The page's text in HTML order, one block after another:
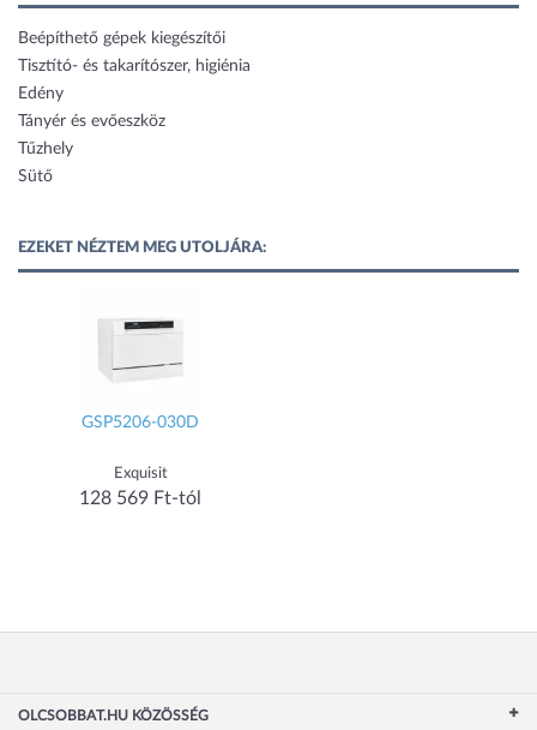
Beépíthető gépek kiegészítői
Tisztító- és takarítószer, higiénia
Edény
Tányér és evőeszköz
Tűzhely
Sütő
EZEKET NÉZTEM MEG UTOLJÁRA:
GSP5206-030D
Exquisit
128 569 Ft-tól
OLCSOBBAT.HU KÖZÖSSÉG